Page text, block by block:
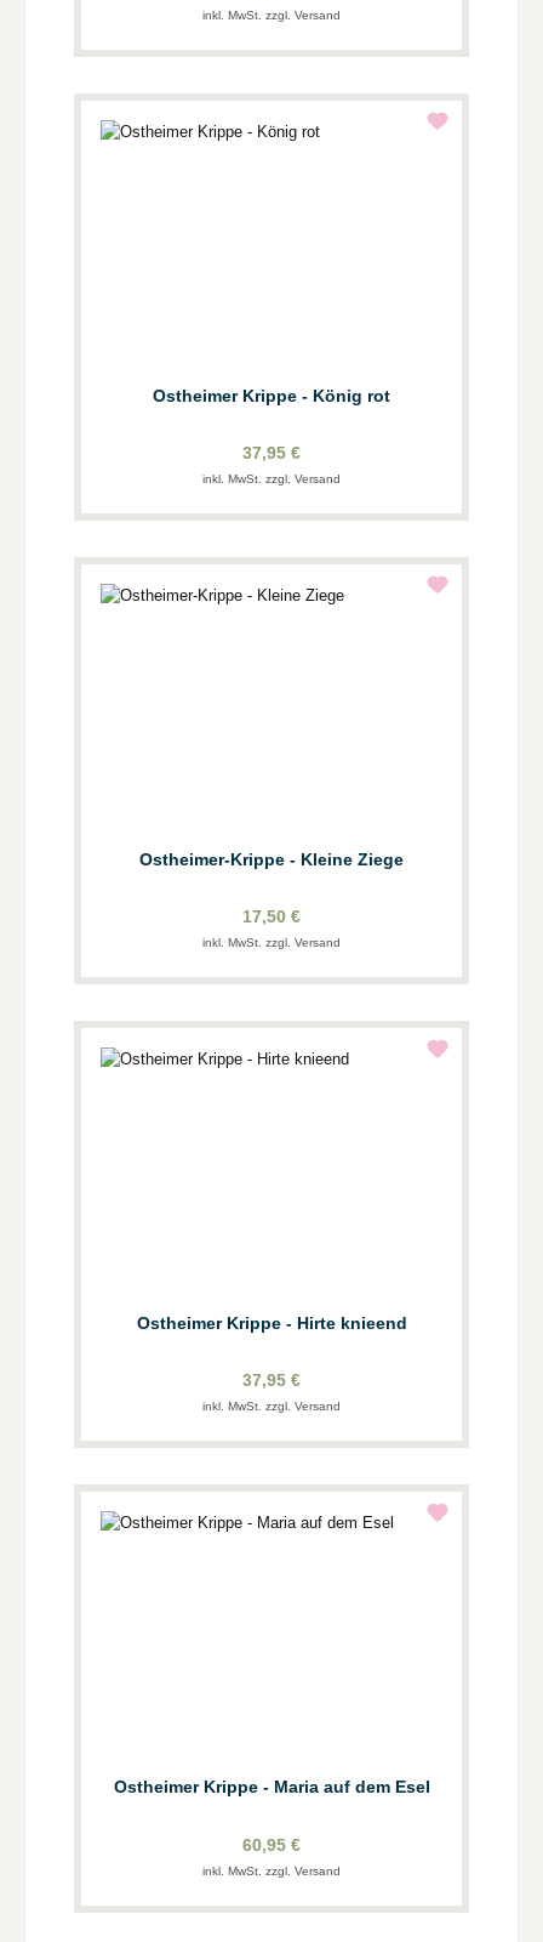
inkl. MwSt. zzgl. Versand
Ostheimer Krippe - König rot
37,95 €
inkl. MwSt. zzgl. Versand
Ostheimer-Krippe - Kleine Ziege
17,50 €
inkl. MwSt. zzgl. Versand
Ostheimer Krippe - Hirte knieend
37,95 €
inkl. MwSt. zzgl. Versand
Ostheimer Krippe - Maria auf dem Esel
60,95 €
inkl. MwSt. zzgl. Versand